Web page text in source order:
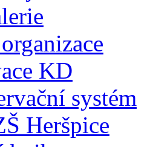
KD
systém
Heršpice